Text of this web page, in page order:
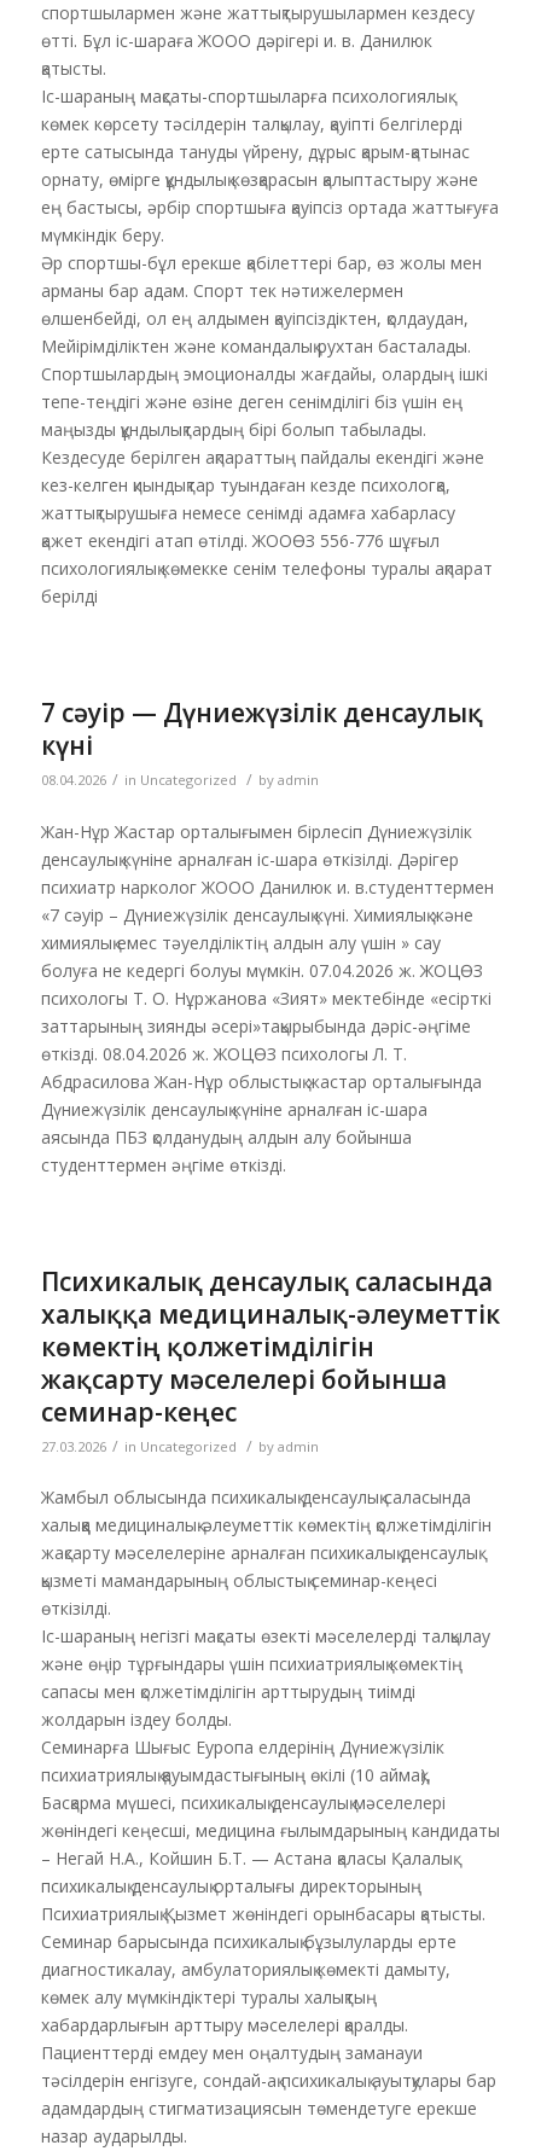
спортшылармен және жаттықтырушылармен кездесу
өтті. Бұл іс-шараға ЖООО дәрігері и. в. Данилюк
қатысты.
Іс-шараның мақсаты-спортшыларға психологиялық
көмек көрсету тәсілдерін талқылау, қауіпті белгілерді
ерте сатысында тануды үйрену, дұрыс қарым-қатынас
орнату, өмірге құндылық көзқарасын қалыптастыру және
ең бастысы, әрбір спортшыға қауіпсіз ортада жаттығуға
мүмкіндік беру.
Әр спортшы-бұл ерекше қабілеттері бар, өз жолы мен
арманы бар адам. Спорт тек нәтижелермен
өлшенбейді, ол ең алдымен қауіпсіздіктен, қолдаудан,
Мейірімділіктен және командалық рухтан басталады.
Спортшылардың эмоционалды жағдайы, олардың ішкі
тепе-теңдігі және өзіне деген сенімділігі біз үшін ең
маңызды құндылықтардың бірі болып табылады.
Кездесуде берілген ақпараттың пайдалы екендігі және
кез-келген қиындықтар туындаған кезде психологқа,
жаттықтырушыға немесе сенімді адамға хабарласу
қажет екендігі атап өтілді. ЖООӨЗ 556-776 шұғыл
психологиялық көмекке сенім телефоны туралы ақпарат
берілді
7 сәуір — Дүниежүзілік денсаулық
күні
08.04.2026 / in Uncategorized / by admin
Жан-Нұр Жастар орталығымен бірлесіп Дүниежүзілік
денсаулық күніне арналған іс-шара өткізілді. Дәрігер
психиатр нарколог ЖООО Данилюк и. в.студенттермен
«7 сәуір – Дүниежүзілік денсаулық күні. Химиялық және
химиялық емес тәуелділіктің алдын алу үшін » сау
болуға не кедергі болуы мүмкін. 07.04.2026 ж. ЖОЦӨЗ
психологы Т. О. Нұржанова «Зият» мектебінде «есірткі
заттарының зиянды әсері»тақырыбында дәріс-әңгіме
өткізді. 08.04.2026 ж. ЖОЦӨЗ психологы Л. Т.
Абдрасилова Жан-Нұр облыстық жастар орталығында
Дүниежүзілік денсаулық күніне арналған іс-шара
аясында ПБЗ қолданудың алдын алу бойынша
студенттермен әңгіме өткізді.
Психикалық денсаулық саласында
халыққа медициналық-әлеуметтік
көмектің қолжетімділігін
жақсарту мәселелері бойынша
семинар-кеңес
27.03.2026 / in Uncategorized / by admin
Жамбыл облысында психикалық денсаулық саласында
халыққа медициналық-әлеуметтік көмектің қолжетімділігін
жақсарту мәселелеріне арналған психикалық денсаулық
қызметі мамандарының облыстық семинар-кеңесі
өткізілді.
Іс-шараның негізгі мақсаты өзекті мәселелерді талқылау
және өңір тұрғындары үшін психиатриялық көмектің
сапасы мен қолжетімділігін арттырудың тиімді
жолдарын іздеу болды.
Семинарға Шығыс Еуропа елдерінің Дүниежүзілік
психиатриялық қауымдастығының өкілі (10 аймақ),
Басқарма мүшесі, психикалық денсаулық мәселелері
жөніндегі кеңесші, медицина ғылымдарының кандидаты
– Негай Н.А., Койшин Б.Т. — Астана қаласы Қалалық
психикалық денсаулық орталығы директорының
Психиатриялық Қызмет жөніндегі орынбасары қатысты.
Семинар барысында психикалық бұзылуларды ерте
диагностикалау, амбулаториялық көмекті дамыту,
көмек алу мүмкіндіктері туралы халықтың
хабардарлығын арттыру мәселелері қаралды.
Пациенттерді емдеу мен оңалтудың заманауи
тәсілдерін енгізуге, сондай-ақ психикалық ауытқулары бар
адамдардың стигматизациясын төмендетуге ерекше
назар аударылды.